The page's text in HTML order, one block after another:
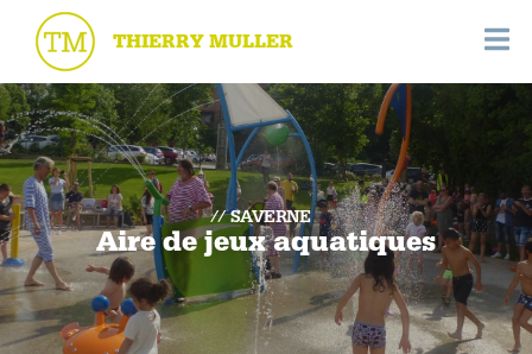
THIERRY MULLER
SAVERNE
Aire de jeux aquatiques